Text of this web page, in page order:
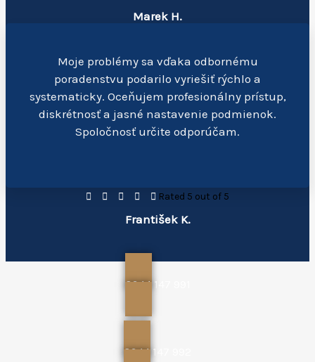
Marek H.
Moje problémy sa vďaka odbornému
poradenstvu podarilo vyriešiť rýchlo a
systematicky. Oceňujem profesionálny prístup,
diskrétnosť a jasné nastavenie podmienok.
Spoločnosť určite odporúčam.
     Rated 5 out of 5
František K.
0944 147 991
0944 147 992